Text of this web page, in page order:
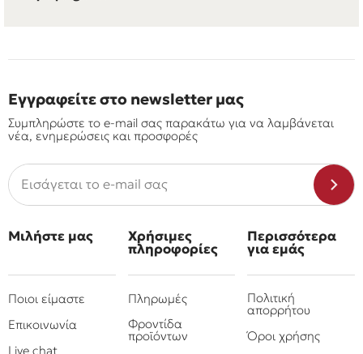
Εγγραφείτε στο newsletter μας
Συμπληρώστε το e-mail σας παρακάτω για να λαμβάνεται
νέα, ενημερώσεις και προσφορές
Μιλήστε μας
Ποιοι είμαστε
Επικοινωνία
Live chat
Χρήσιμες
πληροφορίες
Πληρωμές
Φροντίδα
προϊόντων
Περισσότερα
για εμάς
Πολιτική
απορρήτου
Όροι χρήσης